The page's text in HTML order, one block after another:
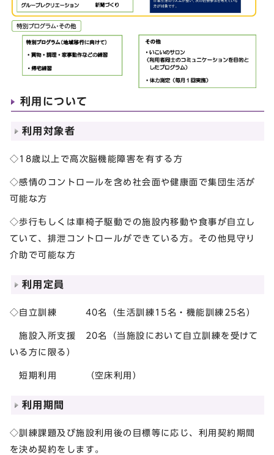
利用について
利用対象者
◇18歳以上で高次脳機能障害を有する方
◇感情のコントロールを含め社会面や健康面で集団生活が
可能な方
◇歩行もしくは車椅子駆動での施設内移動や食事が自立し
ていて、排泄コントロールができている方。その他見守り
介助で可能な方
利用定員
◇自立訓練 40名（生活訓練15名・機能訓練25名）
施設入所支援 20名（当施設において自立訓練を受けて
いる方に限る）
短期利用 （空床利用）
利用期間
◇訓練課題及び施設利用後の目標等に応じ、利用契約期間
を決め契約をします。